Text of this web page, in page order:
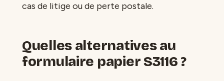
cas de litige ou de perte postale.
Quelles alternatives au
formulaire papier S3116 ?